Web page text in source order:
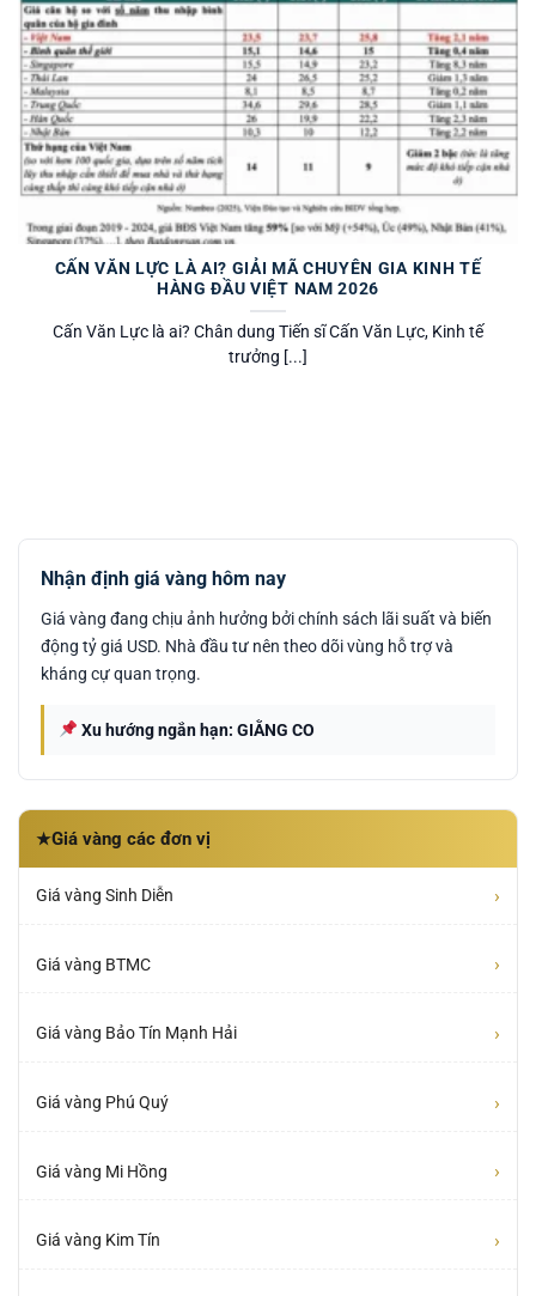
CẤN VĂN LỰC LÀ AI? GIẢI MÃ CHUYÊN GIA KINH TẾ
HÀNG ĐẦU VIỆT NAM 2026
Cấn Văn Lực là ai? Chân dung Tiến sĩ Cấn Văn Lực, Kinh tế
trưởng [...]
Nhận định giá vàng hôm nay
Giá vàng đang chịu ảnh hưởng bởi chính sách lãi suất và biến
động tỷ giá USD. Nhà đầu tư nên theo dõi vùng hỗ trợ và
kháng cự quan trọng.
Xu hướng ngắn hạn: GIẰNG CO
★Giá vàng các đơn vị
Giá vàng Sinh Diễn ›
Giá vàng BTMC ›
Giá vàng Bảo Tín Mạnh Hải ›
Giá vàng Phú Quý ›
Giá vàng Mi Hồng ›
Giá vàng Kim Tín ›